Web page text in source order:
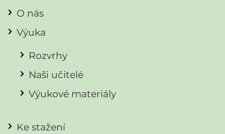
O nás
Výuka
Rozvrhy
Naši učitelé
Výukové materiály
Ke stažení